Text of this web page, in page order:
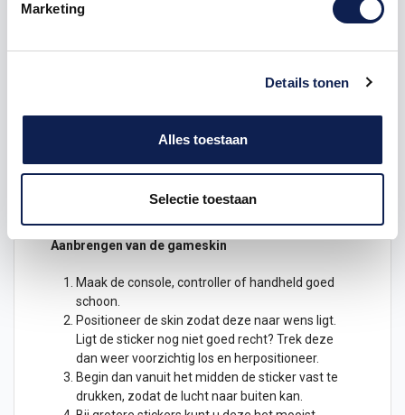
Marketing
Details tonen
Alles toestaan
Selectie toestaan
de plaklaag zitten luchtkanaaltjes, wat betekent dat
Ook worden de stickers voorzien van een speciale
beschermende laminaatlaag, zodat de handheld ook
Aanbrengen van de gameskin
Maak de console, controller of handheld goed
schoon.
Positioneer de skin zodat deze naar wens ligt.
Ligt de stickernog niet goed recht? Trek deze
dan weer voorzichtig los en herpositioneer.
Begin dan vanuit het midden de sticker vast te
drukken, zodat de lucht naar buiten kan.